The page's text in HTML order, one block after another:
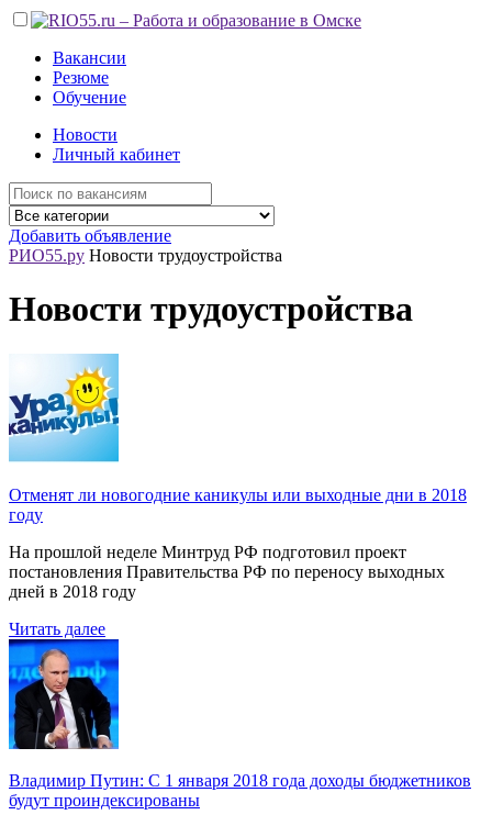
Вакансии
Резюме
Обучение
Новости
Личный кабинет
Добавить объявление
РИО55.ру Новости трудоустройства
Новости трудоустройства
Отменят ли новогодние каникулы или выходные дни в 2018
году
На прошлой неделе Минтруд РФ подготовил проект
постановления Правительства РФ по переносу выходных
дней в 2018 году
Читать далее
Владимир Путин: С 1 января 2018 года доходы бюджетников
будут проиндексированы